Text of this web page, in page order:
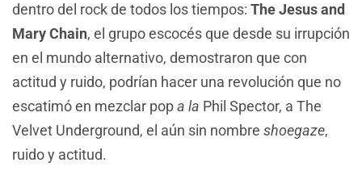
dentro del rock de todos los tiempos: The Jesus and
Mary Chain, el grupo escocés que desde su irrupción
en el mundo alternativo, demostraron que con
actitud y ruido, podrían hacer una revolución que no
escatimó en mezclar popa la Phil Spector, a The
Velvet Underground, el aún sin nombre shoegaze,
ruido y actitud.